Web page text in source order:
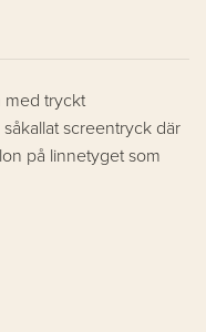
med tryckt
screentryck där
på linnetyget som